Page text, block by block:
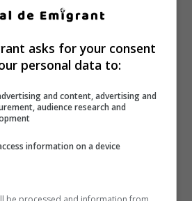
asks for your consent
personal data to:
and content, advertising and
audience research and
information on a device